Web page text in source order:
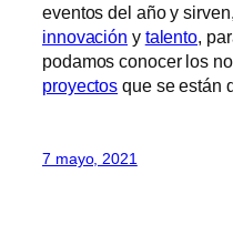
eventos del año y
innovación y talento,
podamos conocer los
proyectos que se están
7 mayo, 2021